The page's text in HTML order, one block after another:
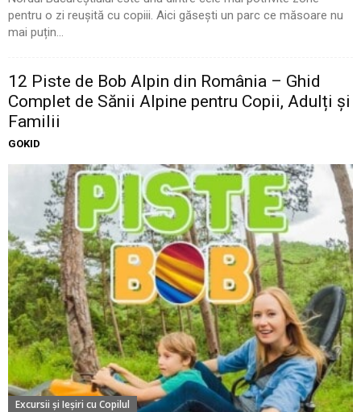
pentru o zi reușită cu copiii. Aici găsești un parc ce măsoare nu
mai puțin...
12 Piste de Bob Alpin din România – Ghid
Complet de Sănii Alpine pentru Copii, Adulți și
Familii
GOKID
Excursii şi Ieşiri cu Copilul